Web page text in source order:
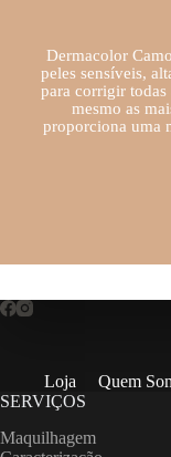
Dermacolor
peles sensíveis,
para corrigir todas
mesmo as
proporciona uma
Loja Quem
SERVIÇOS
Maquilhagem